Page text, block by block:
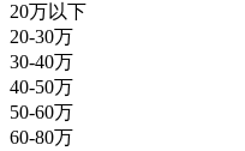
20万以下
20-30万
30-40万
40-50万
50-60万
60-80万